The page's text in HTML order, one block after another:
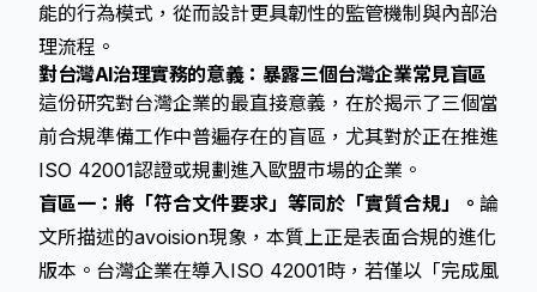
能的行為模式，從而設計更具韌性的監管機制與內部治
理流程。
對台灣AI治理實務的意義：暴露三個台灣企業常見盲區
這份研究對台灣企業的最直接意義，在於揭示了三個當
前合規準備工作中普遍存在的盲區，尤其對於正在推進
ISO 42001認證或規劃進入歐盟市場的企業。
盲區一：將「符合文件要求」等同於「實質合規」。 論
文所描述的avoision現象，本質上正是表面合規的進化
版本。台灣企業在導入ISO 42001時，若僅以「完成風